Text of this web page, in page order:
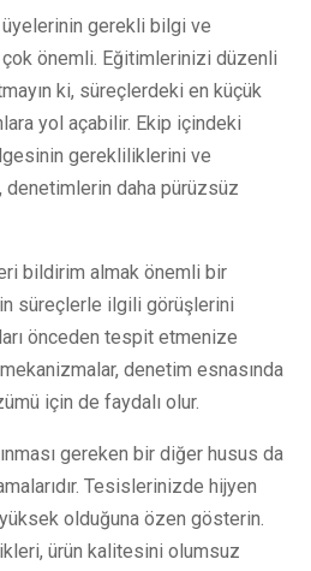
üyelerinin gerekli bilgi ve
önemli. Eğitimlerinizi düzenli
ki, süreçlerdeki en küçük
yol açabilir. Ekip içindeki
gerekliliklerini ve
denetimlerin daha pürüzsüz
bildirim almak önemli bir
süreçlerle ilgili görüşlerini
önceden tespit etmenize
mekanizmalar, denetim esnasında
için de faydalı olur.
gereken bir diğer husus da
Tesislerinizde hijyen
olduğuna özen gösterin.
ürün kalitesini olumsuz